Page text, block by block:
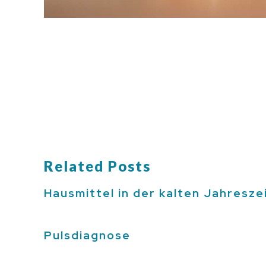
Related Posts
Hausmittel in der kalten
Pulsdiagnose